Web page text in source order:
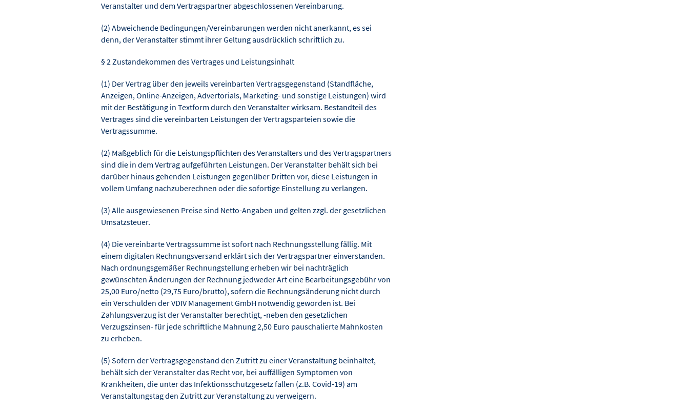
Veranstalter und dem Vertragspartner abgeschlossenen Vereinbarung.
(2) Abweichende Bedingungen/Vereinbarungen werden nicht anerkannt, es sei
denn, der Veranstalter stimmt ihrer Geltung ausdrücklich schriftlich zu.
§ 2 Zustandekommen des Vertrages und Leistungsinhalt
(1) Der Vertrag über den jeweils vereinbarten Vertragsgegenstand (Standfläche,
Anzeigen, Online-Anzeigen, Advertorials, Marketing- und sonstige Leistungen) wird
mit der Bestätigung in Textform durch den Veranstalter wirksam. Bestandteil des
Vertrages sind die vereinbarten Leistungen der Vertragsparteien sowie die
Vertragssumme.
(2) Maßgeblich für die Leistungspflichten des Veranstalters und des Vertragspartners
sind die in dem Vertrag aufgeführten Leistungen. Der Veranstalter behält sich bei
darüber hinaus gehenden Leistungen gegenüber Dritten vor, diese Leistungen in
vollem Umfang nachzuberechnen oder die sofortige Einstellung zu verlangen.
(3) Alle ausgewiesenen Preise sind Netto-Angaben und gelten zzgl. der gesetzlichen
Umsatzsteuer.
(4) Die vereinbarte Vertragssumme ist sofort nach Rechnungsstellung fällig. Mit
einem digitalen Rechnungsversand erklärt sich der Vertragspartner einverstanden.
Nach ordnungsgemäßer Rechnungstellung erheben wir bei nachträglich
gewünschten Änderungen der Rechnung jedweder Art eine Bearbeitungsgebühr von
25,00 Euro/netto (29,75 Euro/brutto), sofern die Rechnungsänderung nicht durch
ein Verschulden der VDIV Management GmbH notwendig geworden ist. Bei
Zahlungsverzug ist der Veranstalter berechtigt, -neben den gesetzlichen
Verzugszinsen- für jede schriftliche Mahnung 2,50 Euro pauschalierte Mahnkosten
zu erheben.
(5) Sofern der Vertragsgegenstand den Zutritt zu einer Veranstaltung beinhaltet,
behält sich der Veranstalter das Recht vor, bei auffälligen Symptomen von
Krankheiten, die unter das Infektionsschutzgesetz fallen (z.B. Covid-19) am
Veranstaltungstag den Zutritt zur Veranstaltung zu verweigern.